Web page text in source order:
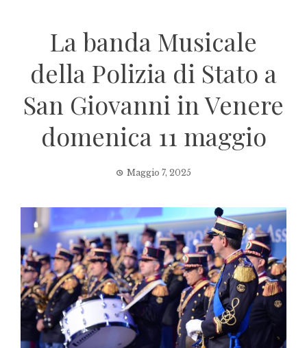
La banda Musicale
della Polizia di Stato a
San Giovanni in Venere
domenica 11 maggio
Maggio 7, 2025